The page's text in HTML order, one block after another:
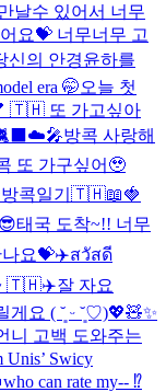
날수 있어서 너무
요💝 너무너무 고
신의 안경윤하를
era 🤭오늘 첫
🇹🇭 또 가고싶아
방콕 사랑해
또 가구싶어🥹
방콕일기🇹🇭📖🍓
태국 도착~!! 너무
요💝✈️สวัสดี
🇹🇭✈️잘 자요
게요 ( ˘͈ ᵕ ˘͈♡)💖🧸✨
니 고백 도와주는
Unis’ Swicy
who can rate my-- ⁉️